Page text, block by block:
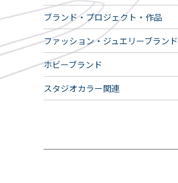
ブランド・プロジェクト・作品
ファッション・ジュエリーブランド
ホビーブランド
スタジオカラー関連